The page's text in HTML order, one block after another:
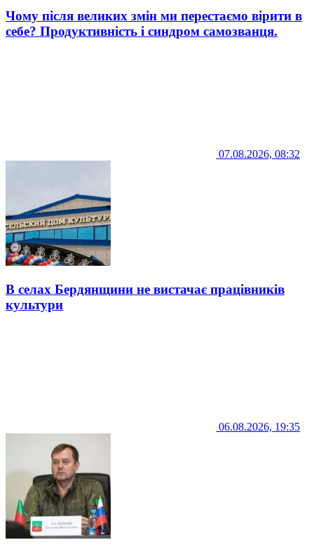
Чому після великих змін ми перестаємо вірити в
себе? Продуктивність і синдром самозванця.
07.08.2026, 08:32
В селах Бердянщини не вистачає працівників
культури
06.08.2026, 19:35